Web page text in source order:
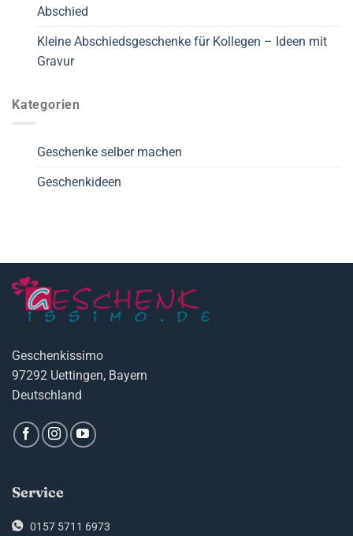
Abschied
Kleine Abschiedsgeschenke für Kollegen – Ideen mit
Gravur
Kategorien
Geschenke selber machen
Geschenkideen
Geschenkissimo
97292 Uettingen, Bayern
Deutschland
Service
0157 5711 6973